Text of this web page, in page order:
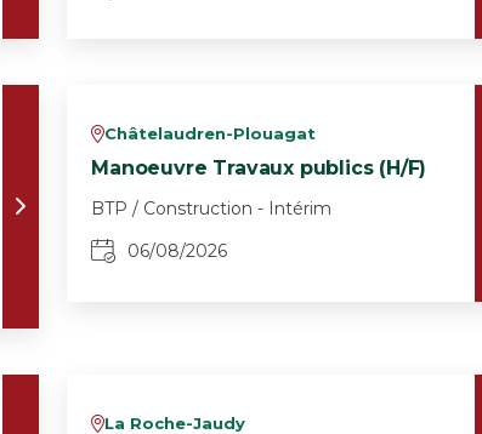
vChâtelaudren-Plouagat
Manoeuvre Travaux publics (H/F)
BTP / Construction - Intérim
06/08/2026
vLa Roche-Jaudy